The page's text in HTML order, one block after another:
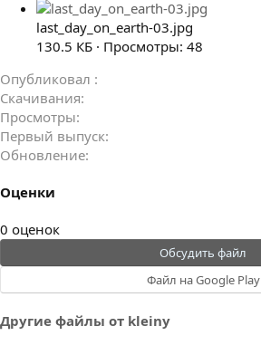
last_day_on_earth-03.jpg
130.5 КБ · Просмотры: 48
Опубликовал
Скачивания
Просмотры
Первый выпуск
Обновление
Оценки
0
.
0
в
0 оценок
Обсудить файл
Файл на Google Play
Другие файлы от kleiny